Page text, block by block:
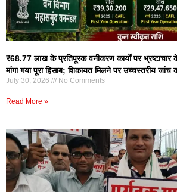
₹68.77 लाख के प्रतिपूरक वनीकरण कार्यों पर
मांगा गया पूरा हिसाब; शिकायत मिलने पर उच्चस्तरीय
July 30, 2026 No Comments
Read More »